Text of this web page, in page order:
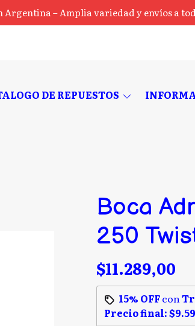
Argentina – Amplia variedad y envíos a
DE REPUESTOS
Boca
250
$11.289,00
15% OFFcon
Precio final: